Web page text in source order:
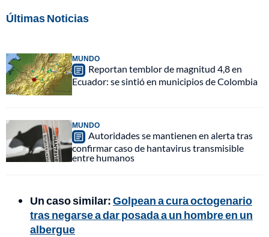
Últimas Noticias
MUNDO
Reportan temblor de magnitud 4,8 en
Ecuador: se sintió en municipios de Colombia
MUNDO
Autoridades se mantienen en alerta tras
confirmar caso de hantavirus transmisible
entre humanos
Un caso similar:Golpean a cura octogenario
tras negarse a dar posada a un hombre en un
albergue